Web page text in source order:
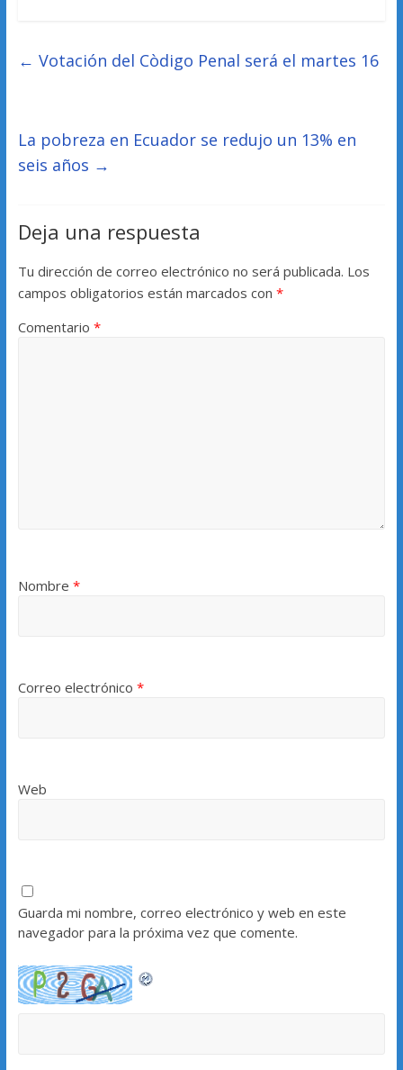
← Votación del Còdigo Penal será el martes 16
La pobreza en Ecuador se redujo un 13% en
seis años →
Deja una respuesta
Tu dirección de correo electrónico no será publicada. Los
campos obligatorios están marcados con *
Comentario *
Nombre *
Correo electrónico *
Web
Guarda mi nombre, correo electrónico y web en este
navegador para la próxima vez que comente.